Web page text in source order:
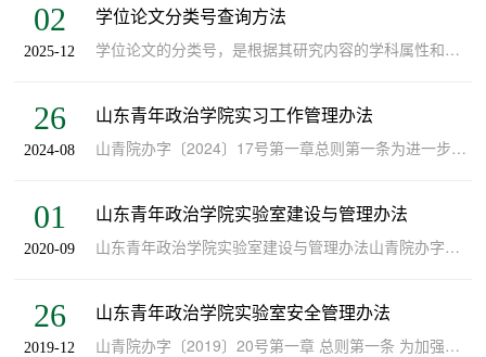
02
2025-12
学位论文分类号查询方法
学位论文的分类号，是根据其研究内容的学科属性和特征所赋予的唯一分类代号，主要用于规范学位论文的收藏管理，便于在数据库和图书馆系统中进行高效的分类检索。根据应用范围的不同分为中国国内和国际两套系统，国内通用的分类法为《中国图书馆分类法》（即“中图分类号”），国际上通用的分类法为《国际十进分类法》（简称UDC）。查询学位论文分类号时可依据论文内容主题所涉及的科学领域，也同时参考自己的专业所属学科。分类...
26
2024-08
山东青年政治学院实习工作管理办法
山青院办字〔2024〕17号第一章总则第一条为进一步提高实习质量，加强和规范实习工作的管理，提高教学质量，根据《中华人民共和国高等教育法》《中华人民共和国职业教育法》《教育部关于加强和规范普通本科高校实习管理工作的意见》（教高函〔2019〕12号）等文件要求，结合学校实际情况，特制订本办法。第二条本办法所指的实习是人才培养方案规定的认识实习、专业实习、生产实习、顶岗实习、毕业实习、社会调查等实践性教学环节...
01
2020-09
山东青年政治学院实验室建设与管理办法
山东青年政治学院实验室建设与管理办法山青院办字〔2020〕11号第一章总则第一条为满足人才培养需要，保障学校高质量发展，推动学校实验室建设和管理工作的科学化、规范化、制度化，结合我校具体情况，特制定本办法。第二章基本任务第二条加强实验室建设，规范实验室管理。实验室的设置应符合学校办学目标和发展规划，实现资源共享与集中管理，有利于全面提高实践教学质量和办学效果。第三条根据学校教学计划承担实验教学任务。...
26
2019-12
山东青年政治学院实验室安全管理办法
​山青院办字〔2019〕20号第一章 总则第一条 为加强实验室安全管理，预防和减少实验室安全事故发生，确保广大师生员工人身安全和学校财产安全，维护学校正常的教育教学秩序，根据《中华人民共和国安全生产法》《高等学校实验室工作规程》（原国家教委令第20号）《高等学校消防安全管理规定》（公安部令第28号）《危险化学品安全管理条例》（国务院令第591号）《事业单位工作人员处分暂行规定》（中华人民共和国人力资源和社会保...